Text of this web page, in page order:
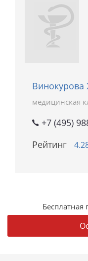
Винокурова
медицинская
+7 (495)
Рейтинг